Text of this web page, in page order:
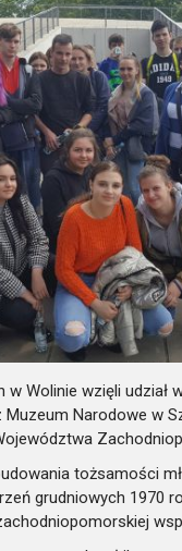
w Wolinie wzięli
Narodowe w
tożsamości
grudniowych 1970